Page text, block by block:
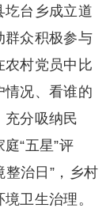
圪台乡成立道
群众积极参与
农村党员中比
情况、看谁的
充分吸纳民
“五星”评
整治日”，乡村
卫生治理。